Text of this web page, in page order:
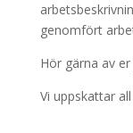
genomfört
Hör gärna av
Vi uppskattar